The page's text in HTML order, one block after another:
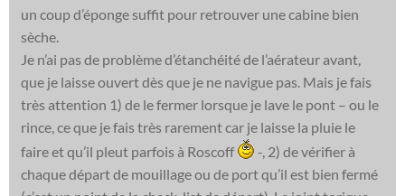
un coup d’éponge suffit pour retrouver une cabine bien
sèche.
Je n’ai pas de problème d’étanchéité de l’aérateur avant,
que je laisse ouvert dès que je ne navigue pas. Mais je fais
très attention 1) de le fermer lorsque je lave le pont – ou le
rince, ce que je fais très rarement car je laisse la pluie le
faire et qu’il pleut parfois à Roscoff
-, 2) de vérifier à
chaque départ de mouillage ou de port qu’il est bien fermé